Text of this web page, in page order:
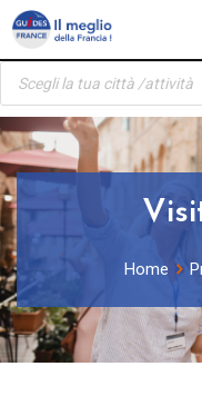
Pannello di gestione dei
Skip
content
Ricerca
prodotti
Home